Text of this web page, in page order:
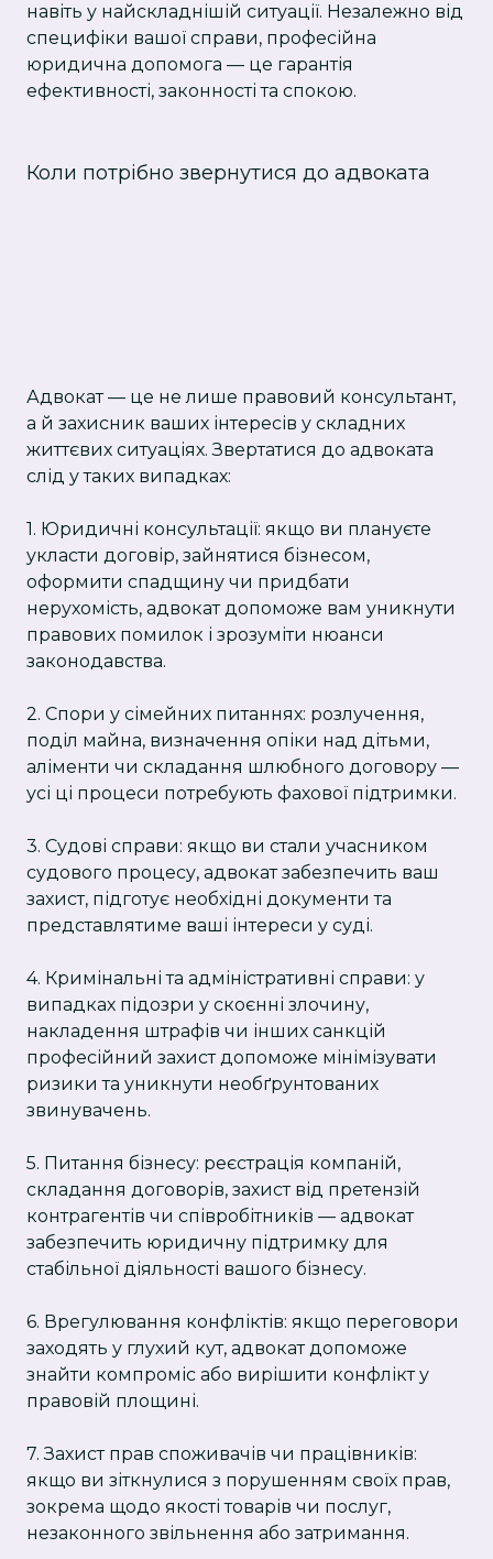
навіть у найскладнішій ситуації. Незалежно від
специфіки вашої справи, професійна
юридична допомога — це гарантія
ефективності, законності та спокою.
Коли потрібно звернутися до адвоката
Адвокат — це не лише правовий консультант,
а й захисник ваших інтересів у складних
життєвих ситуаціях. Звертатися до адвоката
слід у таких випадках:
1. Юридичні консультації: якщо ви плануєте
укласти договір, зайнятися бізнесом,
оформити спадщину чи придбати
нерухомість, адвокат допоможе вам уникнути
правових помилок і зрозуміти нюанси
законодавства.
2. Спори у сімейних питаннях: розлучення,
поділ майна, визначення опіки над дітьми,
аліменти чи складання шлюбного договору —
усі ці процеси потребують фахової підтримки.
3. Судові справи: якщо ви стали учасником
судового процесу, адвокат забезпечить ваш
захист, підготує необхідні документи та
представлятиме ваші інтереси у суді.
4. Кримінальні та адміністративні справи: у
випадках підозри у скоєнні злочину,
накладення штрафів чи інших санкцій
професійний захист допоможе мінімізувати
ризики та уникнути необґрунтованих
звинувачень.
5. Питання бізнесу: реєстрація компаній,
складання договорів, захист від претензій
контрагентів чи співробітників — адвокат
забезпечить юридичну підтримку для
стабільної діяльності вашого бізнесу.
6. Врегулювання конфліктів: якщо переговори
заходять у глухий кут, адвокат допоможе
знайти компроміс або вирішити конфлікт у
правовій площині.
7. Захист прав споживачів чи працівників:
якщо ви зіткнулися з порушенням своїх прав,
зокрема щодо якості товарів чи послуг,
незаконного звільнення або затримання.